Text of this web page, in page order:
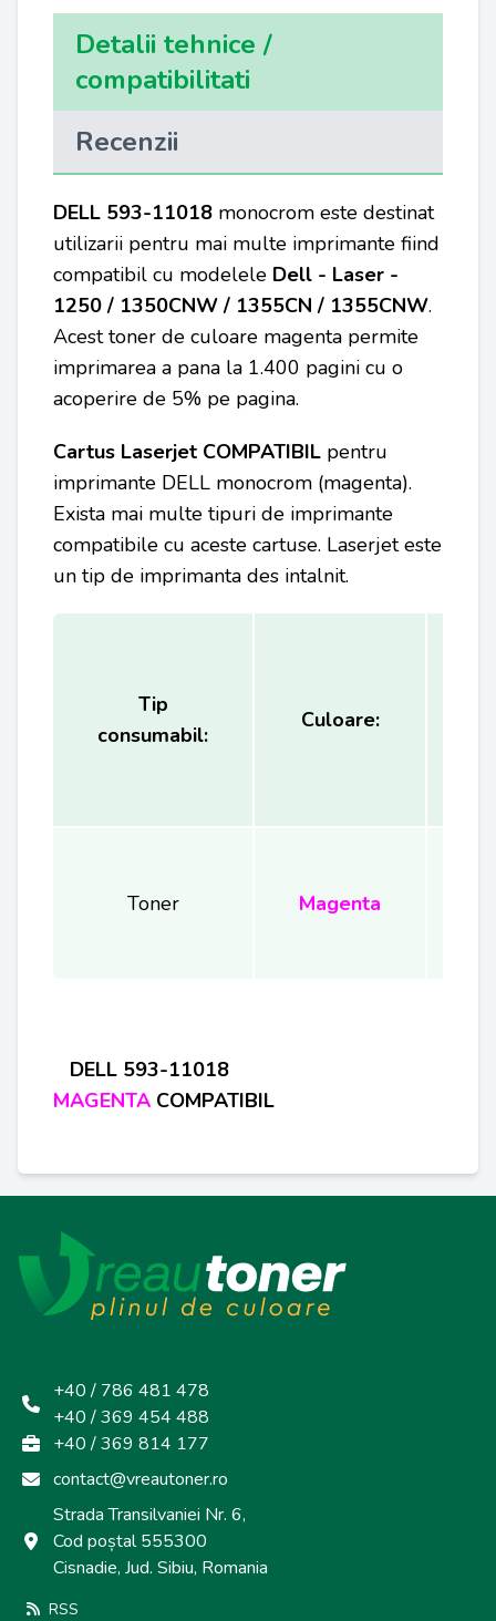
Detalii tehnice /
compatibilitati
Recenzii
DELL 593-11018 monocrom este destinat
utilizarii pentru mai multe imprimante fiind
compatibil cu modelele Dell - Laser -
1250 / 1350CNW / 1355CN / 1355CNW.
Acest toner de culoare magenta permite
imprimarea a pana la 1.400 pagini cu o
acoperire de 5% pe pagina.
Cartus Laserjet COMPATIBIL pentru
imprimante DELL monocrom (magenta).
Exista mai multe tipuri de imprimante
compatibile cu aceste cartuse. Laserjet este
un tip de imprimanta des intalnit.
Tip
consumabil:
Culoare:
Toner Magenta
DELL 593-11018
MAGENTA COMPATIBIL
+40 / 786 481 478
+40 / 369 454 488
+40 / 369 814 177
contact@vreautoner.ro
Strada Transilvaniei Nr. 6,
Cod poștal 555300
Cisnadie, Jud. Sibiu, Romania
RSS